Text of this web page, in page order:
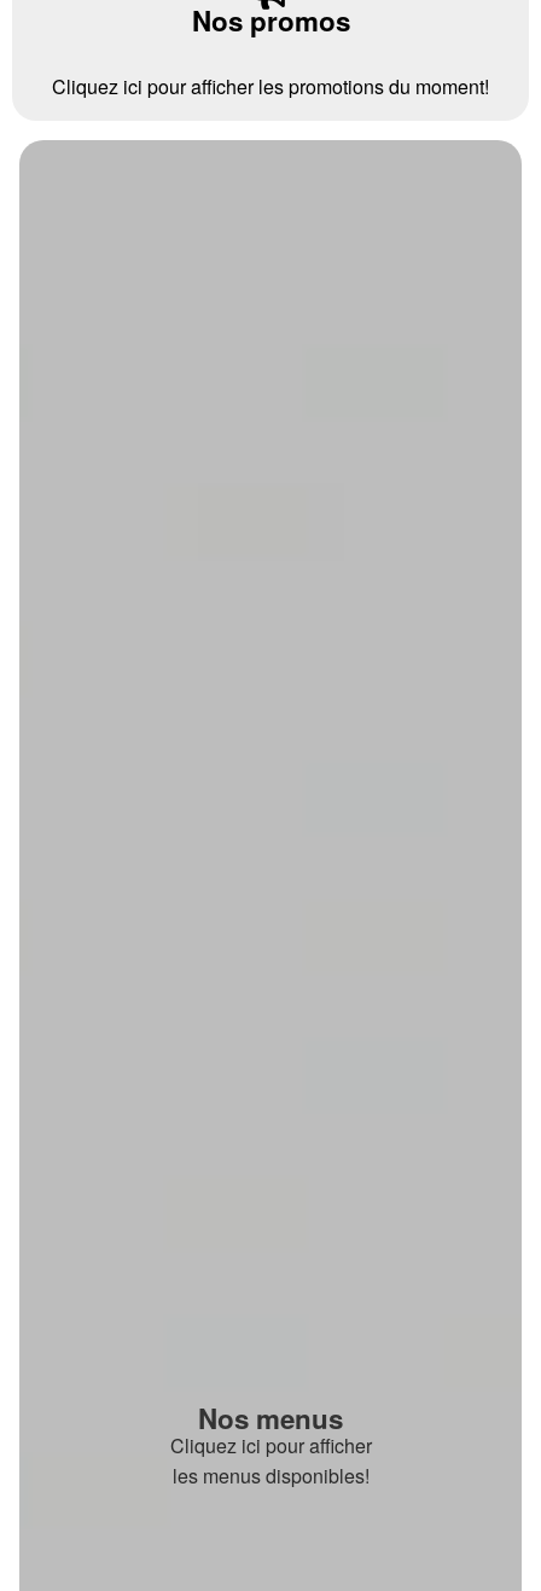
Nos promos
Cliquez ici pour afficher les promotions du moment!
Nos menus
Cliquez ici pour afficher
les menus disponibles!